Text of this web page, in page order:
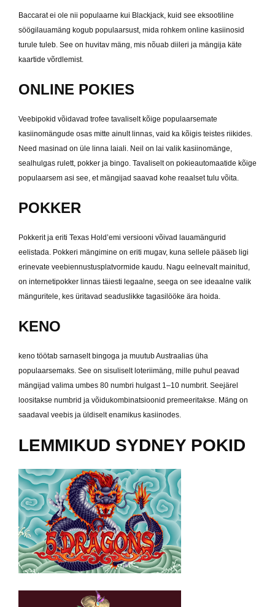
Baccarat ei ole nii populaarne kui Blackjack, kuid see eksootiline
söögilauamäng kogub populaarsust, mida rohkem online kasiinosid
turule tuleb. See on huvitav mäng, mis nõuab diileri ja mängija käte
kaartide võrdlemist.
ONLINE POKIES
Veebipokid võidavad trofee tavaliselt kõige populaarsemate
kasiinomängude osas mitte ainult linnas, vaid ka kõigis teistes riikides.
Need masinad on üle linna laiali. Neil on lai valik kasiinomänge,
sealhulgas rulett, pokker ja bingo. Tavaliselt on pokieautomaatide kõige
populaarsem asi see, et mängijad saavad kohe reaalset tulu võita.
POKKER
Pokkerit ja eriti Texas Hold’emi versiooni võivad lauamängurid
eelistada. Pokkeri mängimine on eriti mugav, kuna sellele pääseb ligi
erinevate veebiennustusplatvormide kaudu. Nagu eelnevalt mainitud,
on internetipokker linnas täiesti legaalne, seega on see ideaalne valik
mänguritele, kes üritavad seaduslikke tagasilööke ära hoida.
KENO
keno töötab sarnaselt bingoga ja muutub Austraalias üha
populaarsemaks. See on sisuliselt loteriimäng, mille puhul peavad
mängijad valima umbes 80 numbri hulgast 1–10 numbrit. Seejärel
loositakse numbrid ja võidukombinatsioonid premeeritakse. Mäng on
saadaval veebis ja üldiselt enamikus kasiinodes.
LEMMIKUD SYDNEY POKID